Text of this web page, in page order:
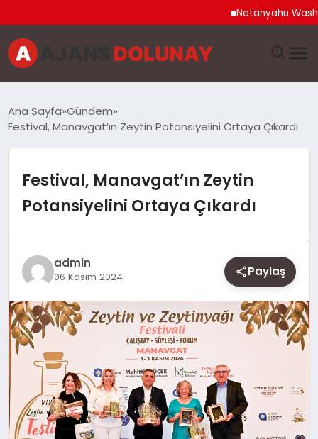
Netanyahu
EĞITIM
EKONOMI
GENEL
MAGAZIN
SAĞLIK
SIYASET
SPOR
YAŞAM
Ana Sayfa Gündem
Festival, Manavgat’ın Zeytin Potansiyelini Ortaya Çıkardı
Festival, Manavgat’ın Zeytin
Potansiyelini Ortaya Çıkardı
admin
06 Kasım 2024 Paylaş